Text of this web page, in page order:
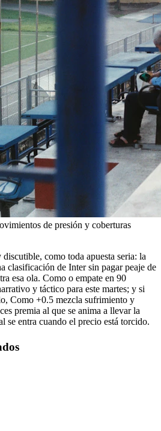
de presión y coberturas
como toda apuesta seria: la
clasificación de Inter sin pagar peaje de
esa ola. Como o empate en 90
y táctico para este martes; y si
Como +0.5 mezcla sufrimiento y
premia al que se anima a llevar la
se entra cuando el precio está torcido.